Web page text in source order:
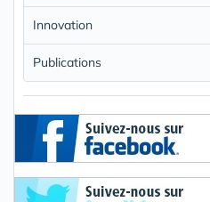
Innovation
Publications